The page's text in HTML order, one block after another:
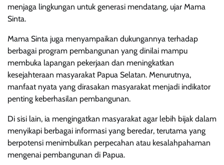
menjaga lingkungan untuk generasi mendatang, ujar Mama
Sinta.
Mama Sinta juga menyampaikan dukungannya terhadap
berbagai program pembangunan yang dinilai mampu
membuka lapangan pekerjaan dan meningkatkan
kesejahteraan masyarakat Papua Selatan. Menurutnya,
manfaat nyata yang dirasakan masyarakat menjadi indikator
penting keberhasilan pembangunan.
Di sisi lain, ia mengingatkan masyarakat agar lebih bijak dalam
menyikapi berbagai informasi yang beredar, terutama yang
berpotensi menimbulkan perpecahan atau kesalahpahaman
mengenai pembangunan di Papua.